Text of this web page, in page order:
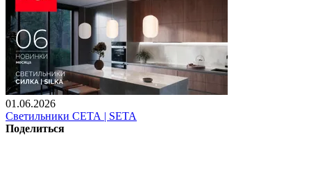
01.06.2026
Светильники СЕТА | SETA
Поделиться